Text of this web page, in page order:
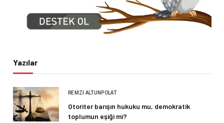
Yazılar
REMZI ALTUNPOLAT
Otoriter barışın hukuku mu, demokratik
toplumun eşiği mi?